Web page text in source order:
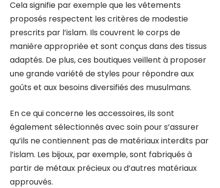
Cela signifie par exemple que les vêtements
proposés respectent les critères de modestie
prescrits par l’islam. Ils couvrent le corps de
manière appropriée et sont conçus dans des tissus
adaptés. De plus, ces boutiques veillent à proposer
une grande variété de styles pour répondre aux
goûts et aux besoins diversifiés des musulmans.
En ce qui concerne les accessoires, ils sont
également sélectionnés avec soin pour s’assurer
qu’ils ne contiennent pas de matériaux interdits par
l’islam. Les bijoux, par exemple, sont fabriqués à
partir de métaux précieux ou d’autres matériaux
approuvés.